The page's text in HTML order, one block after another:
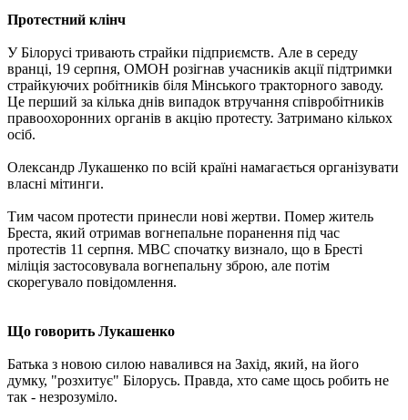
Протестний клінч
У Білорусі тривають страйки підприємств. Але в середу
вранці, 19 серпня, ОМОН розігнав учасників акції підтримки
страйкуючих робітників біля Мінського тракторного заводу.
Це перший за кілька днів випадок втручання співробітників
правоохоронних органів в акцію протесту. Затримано кількох
осіб.
Олександр Лукашенко по всій країні намагається організувати
власні мітинги.
Тим часом протести принесли нові жертви. Помер житель
Бреста, який отримав вогнепальне поранення під час
протестів 11 серпня. МВС спочатку визнало, що в Бресті
міліція застосовувала вогнепальну зброю, але потім
скорегувало повідомлення.
Що говорить Лукашенко
Батька з новою силою навалився на Захід, який, на його
думку, "розхитує" Білорусь. Правда, хто саме щось робить не
так - незрозуміло.